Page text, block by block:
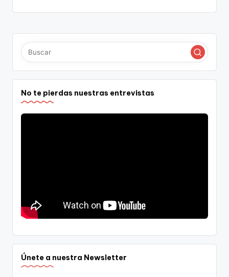
No te pierdas nuestras entrevistas
Únete a nuestra Newsletter